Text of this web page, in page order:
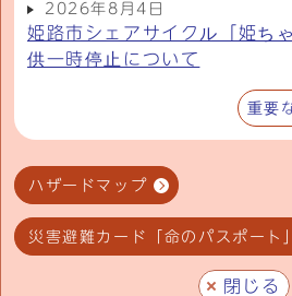
2026年8月4日
姫路市シェアサイクル「姫ち
供一時停止について
重要
ハザードマップ
災害避難カード「命のパスポート」
閉じる